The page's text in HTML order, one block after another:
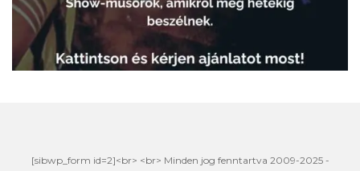
[sibwp_form id=2]<br> <br> Minden jog fenntartva 2009-2025 -